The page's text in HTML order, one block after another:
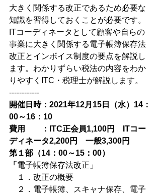
大きく関係する改正であるため必要な
知識を習得しておくことが必要です。
ITコーディネータとして顧客や自らの
事業に大きく関係する電子帳簿保存法
改正とインボイス制度の要点を解説し
ます。わかりずらい税法の内容をわか
りやすくITC・税理士が解説します。
------------
開催日時：2021年12月15日（水）14：
00～16：10
費用　　：ITC正会員1,100円　ITコー
ディネータ2,200円　一般3,300円
第１部（14：00～15：00）
「 電子帳簿保存法改正」
１．改正の概要
２．電子帳簿、スキャナ保存、電子